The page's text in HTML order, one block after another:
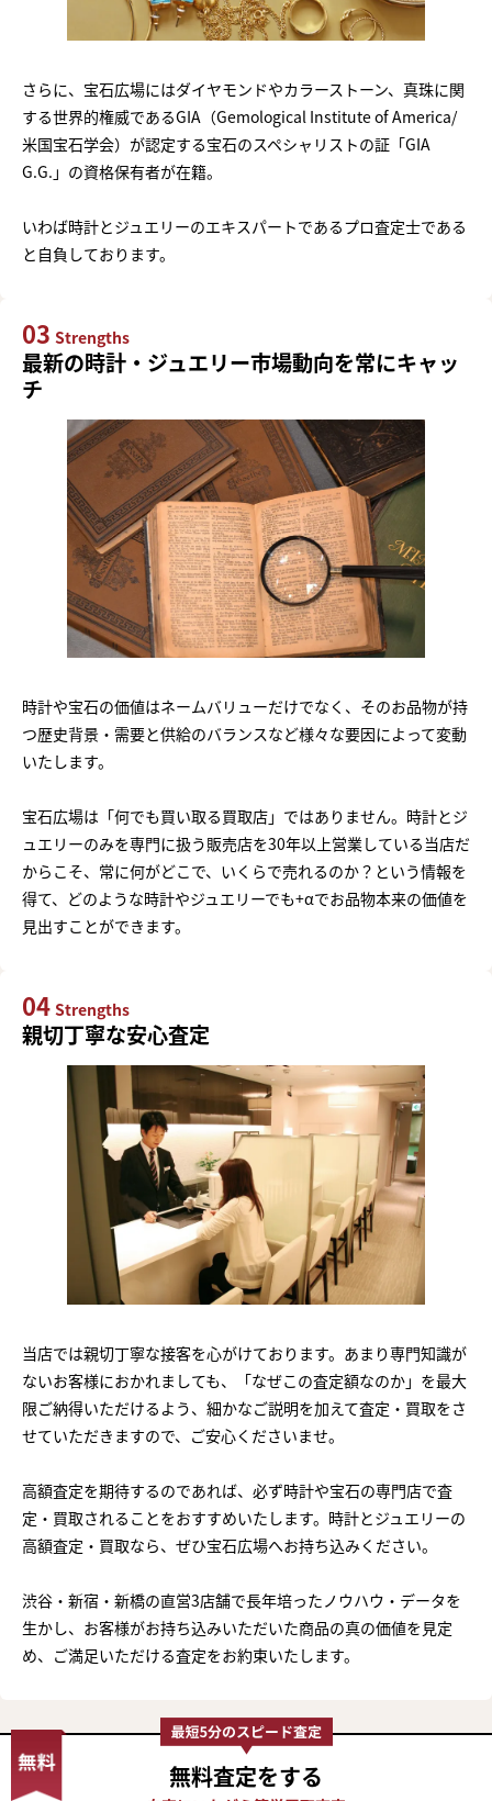
さらに、宝石広場にはダイヤモンドやカラーストーン、真珠に関
する世界的権威であるGIA（Gemological Institute of America/
米国宝石学会）が認定する宝石のスペシャリストの証「GIA
G.G.」の資格保有者が在籍。
いわば時計とジュエリーのエキスパートであるプロ査定士である
と自負しております。
03 Strengths
最新の時計・ジュエリー市場動向を常にキャッ
チ
時計や宝石の価値はネームバリューだけでなく、そのお品物が持
つ歴史背景・需要と供給のバランスなど様々な要因によって変動
いたします。
宝石広場は「何でも買い取る買取店」ではありません。時計とジ
ュエリーのみを専門に扱う販売店を30年以上営業している当店だ
からこそ、常に何がどこで、いくらで売れるのか？という情報を
得て、どのような時計やジュエリーでも+αでお品物本来の価値を
見出すことができます。
04 Strengths
親切丁寧な安心査定
当店では親切丁寧な接客を心がけております。あまり専門知識が
ないお客様におかれましても、「なぜこの査定額なのか」を最大
限ご納得いただけるよう、細かなご説明を加えて査定・買取をさ
せていただきますので、ご安心くださいませ。
高額査定を期待するのであれば、必ず時計や宝石の専門店で査
定・買取されることをおすすめいたします。時計とジュエリーの
高額査定・買取なら、ぜひ宝石広場へお持ち込みください。
渋谷・新宿・新橋の直営3店舗で長年培ったノウハウ・データを
生かし、お客様がお持ち込みいただいた商品の真の価値を見定
め、ご満足いただける査定をお約束いたします。
無料査定をする